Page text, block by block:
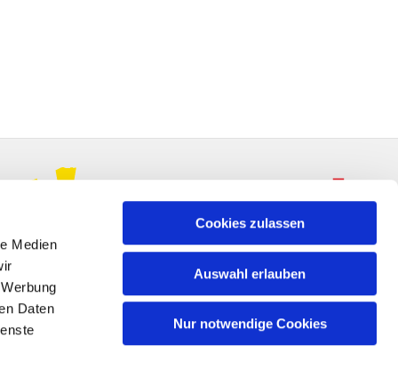
Medien
Daten
Cookies zulassen
Auswahl erlauben
Nur notwendige Cookies